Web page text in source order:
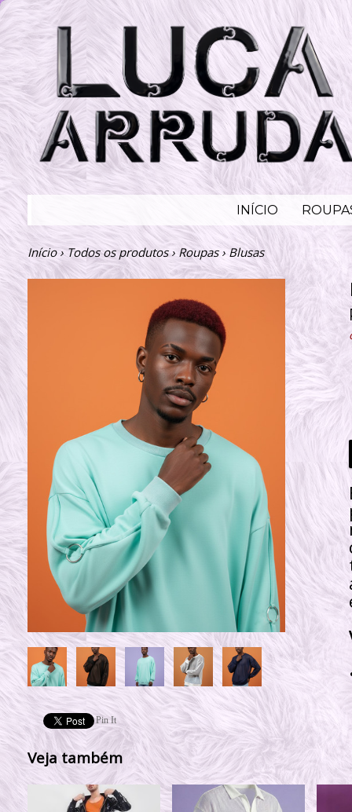
INÍCIO
Início › Todos os produtos › Roupas › Blusas
Pin It
Veja também